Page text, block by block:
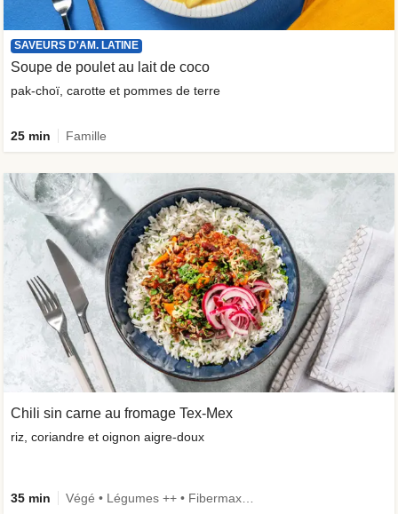
SAVEURS D'AM. LATINE
Soupe de poulet au lait de coco
pak-choï, carotte et pommes de terre
25 min Famille
Chili sin carne au fromage Tex-Mex
riz, coriandre et oignon aigre-doux
35 min